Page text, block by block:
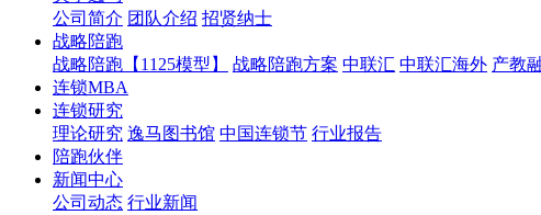
公司简介 团队介绍 招贤纳士
战略陪跑
战略陪跑【1125模型】
战略陪跑方案 中联汇 中联汇海外 产教
连锁MBA
连锁研究
理论研究 逸马图书馆 中国连锁节 行业报告
陪跑伙伴
新闻中心
公司动态 行业新闻